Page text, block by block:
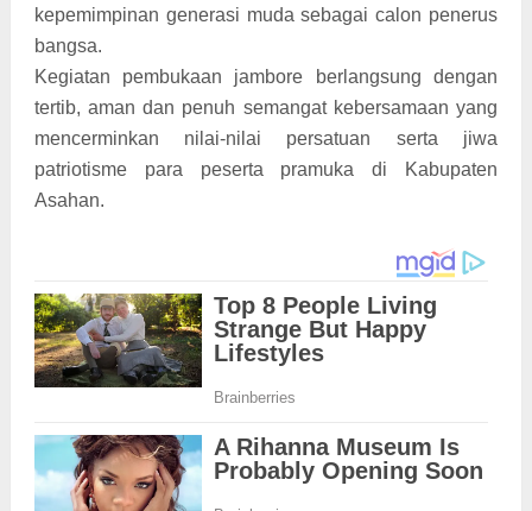
kepemimpinan generasi muda sebagai calon penerus
bangsa.
Kegiatan pembukaan jambore berlangsung dengan
tertib, aman dan penuh semangat kebersamaan yang
mencerminkan nilai-nilai persatuan serta jiwa
patriotisme para peserta pramuka di Kabupaten
Asahan.